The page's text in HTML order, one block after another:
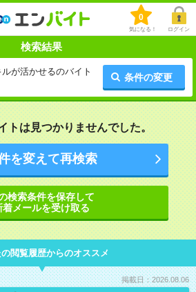
0
気になる！ ログイン
検索結果
が活かせるのバイト
条件の変更
トは見つかりませんでした。
を変えて再検索
検索条件を保存して
着メールを受け取る
閲覧履歴からのオススメ
掲載日：2026.08.06